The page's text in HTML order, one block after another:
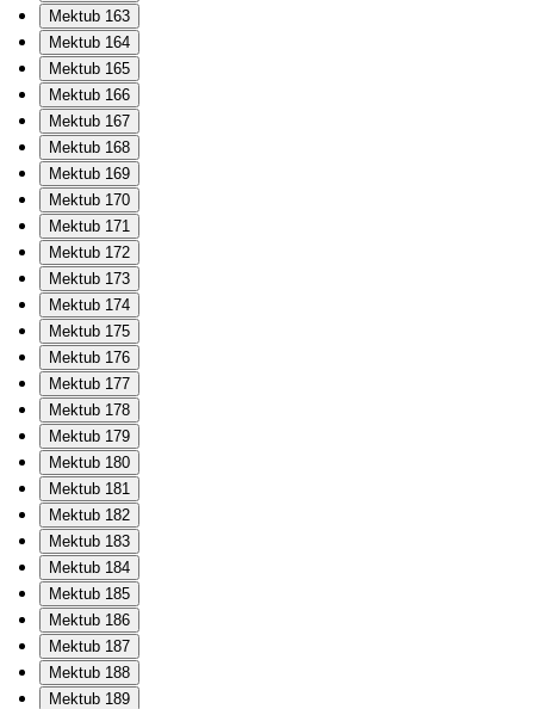
Mektub 163
Mektub 164
Mektub 165
Mektub 166
Mektub 167
Mektub 168
Mektub 169
Mektub 170
Mektub 171
Mektub 172
Mektub 173
Mektub 174
Mektub 175
Mektub 176
Mektub 177
Mektub 178
Mektub 179
Mektub 180
Mektub 181
Mektub 182
Mektub 183
Mektub 184
Mektub 185
Mektub 186
Mektub 187
Mektub 188
Mektub 189